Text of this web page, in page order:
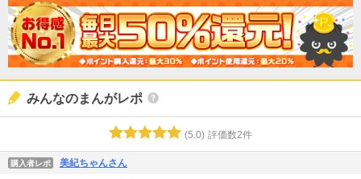
みんなのまんがレポ
(5.0) 評価数2件
購入者レポ 美紀ちゃんさん